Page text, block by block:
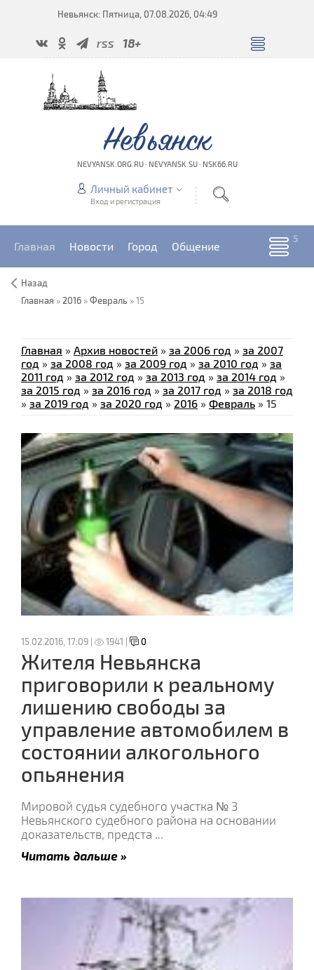
Невьянск: Пятница, 07.08.2026, 04:49
rss 18+
Невьянск
NEVYANSK.ORG.RU · NEVYANSK.SU · NSK66.RU
Личный кабинет
Вход и регистрация
Главная Новости Город Общение
Назад
Главная » 2016 »Февраль »15
Главная » Архив новостей » за 2006 год » за 2007
год » за 2008 год » за 2009 год » за 2010 год » за
2011 год » за 2012 год » за 2013 год » за 2014 год »
за 2015 год » за 2016 год » за 2017 год » за 2018 год
» за 2019 год » за 2020 год » 2016 » Февраль » 15
15.02.2016, 17:09 | 1941 | 0
Жителя Невьянска
приговорили к реальному
лишению свободы за
управление автомобилем в
состоянии алкогольного
опьянения
Мировой судья судебного участка № 3
Невьянского судебного района на основании
доказательств, предста ...
Читать дальше »